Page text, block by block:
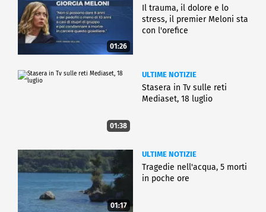
01:26
Il trauma, il dolore e lo
stress, il premier Meloni sta
con l'orefice
01:38
ULTIME NOTIZIE
Stasera in Tv sulle reti
Mediaset, 18 luglio
01:17
ULTIME NOTIZIE
Tragedie nell'acqua, 5 morti
in poche ore